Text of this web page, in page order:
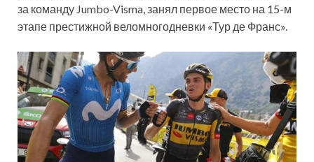
за команду Jumbo-Visma, занял первое место на 15-м
этапе престижной веломногодневки «Тур де Франс».